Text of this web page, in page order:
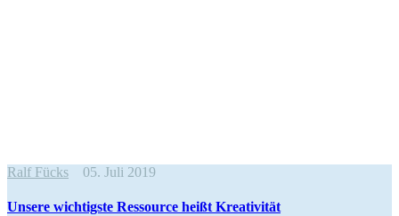
Ralf Fücks 05. Juli 2019
Unsere wichtigste Ressource heißt Kreativität